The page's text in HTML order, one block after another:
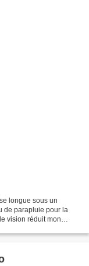
longue sous un
de parapluie pour la
vision réduit mon